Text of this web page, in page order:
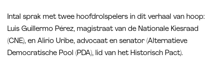
Intal sprak met twee hoofdrolspelers in dit verhaal van hoop:
Luis Guillermo Pérez, magistraat van de Nationale Kiesraad
(CNE), en Alirio Uribe, advocaat en senator (Alternatieve
Democratische Pool (PDA), lid van het Historisch Pact).